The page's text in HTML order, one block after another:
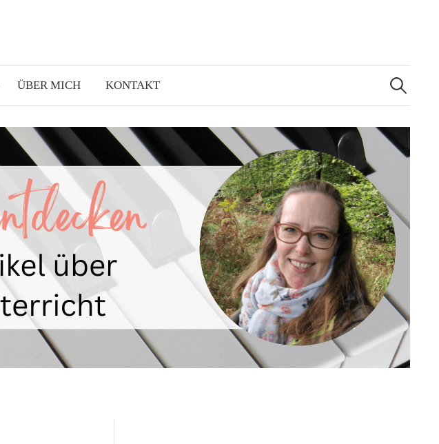
ÜBER MICH KONTAKT
Suchen
nach: